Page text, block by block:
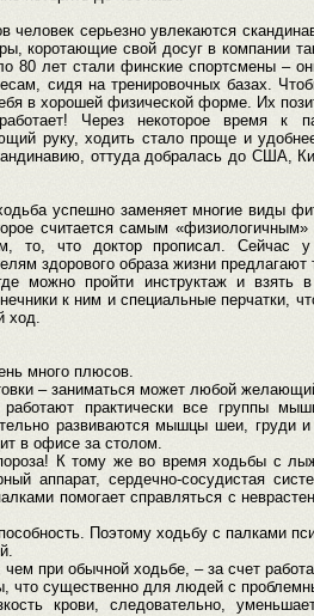
человек серьезно увлекаются
коротающие свой досуг в компании
80 лет стали финские спортсмены –
сидя на тренировочных базах.
в хорошей физической форме. Их
Через некоторое время к
руку, ходить стало проще и
оттуда добралась до США,
успешно заменяет многие виды
считается самым
то, что доктор прописал. Сейчас
здорового образа жизни предлагают
можно пройти инструктаж и взять
к ним и специальные перчатки,
ход.
много плюсов.
– заниматься может любой
практически все группы
развиваются мышцы шеи, груди
в офисе за столом.
К тому же во время ходьбы с
аппарат, сердечно-сосудистая
помогает справляться с
Поэтому ходьбу с палками
при обычной ходьбе, – за счет
что существенно для людей с
крови, следовательно,